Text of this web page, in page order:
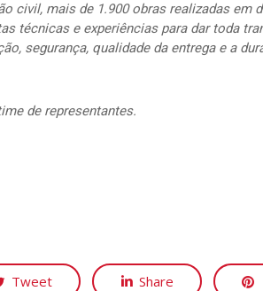
civil, mais de 1.900 obras realizadas
técnicas e experiências para dar toda
segurança, qualidade da entrega e a
de representantes.
Tweet Share